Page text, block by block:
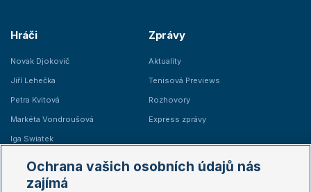
Hráči
Novak Djokovič
Jiří Lehečka
Petra Kvitová
Markéta Vondroušová
Iga Swiatek
Zprávy
Aktuality
Tenisová Previews
Rozhovory
Express zprávy
Žebříčky
Ochrana vašich osobních údajů nás
zajímá